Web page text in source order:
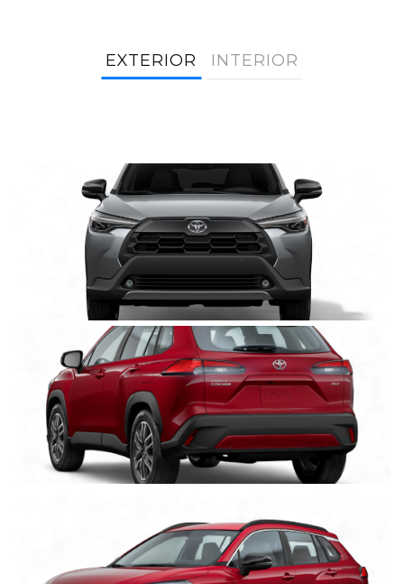
EXTERIOR INTERIOR
Clic
para
agrandar
foto
agrandar
foto